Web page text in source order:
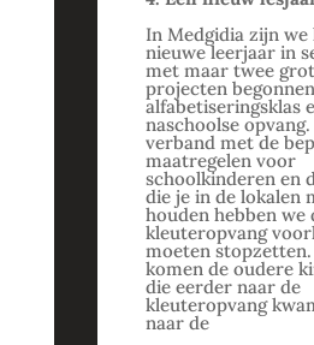
In Medgidia zijn we
nieuwe leerjaar in
met maar twee
projecten
alfabetiseringsklas
naschoolse
verband met de
maatregelen voor
schoolkinderen en
die je in de lokalen
houden hebben we
kleuteropvang
moeten stopzetten.
komen de oudere
die eerder naar de
kleuteropvang
naar de